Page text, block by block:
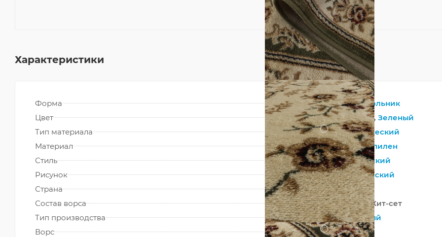
Характеристики
Форма
Прямоугольник
Цвет
Бежевый, Зеленый
Тип материала
?
Синтетический
Материал
Полипропилен
Стиль
Европейский
Рисунок
Классический
Страна
Россия
Состав ворса
100% ПП Хит-сет
Тип производства
Машинный
Ворс
?
Средний